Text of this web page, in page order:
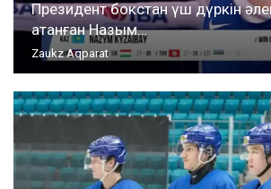
Президент бокстан үш дүркін
атанған Назым…
Zaukz Aqparat